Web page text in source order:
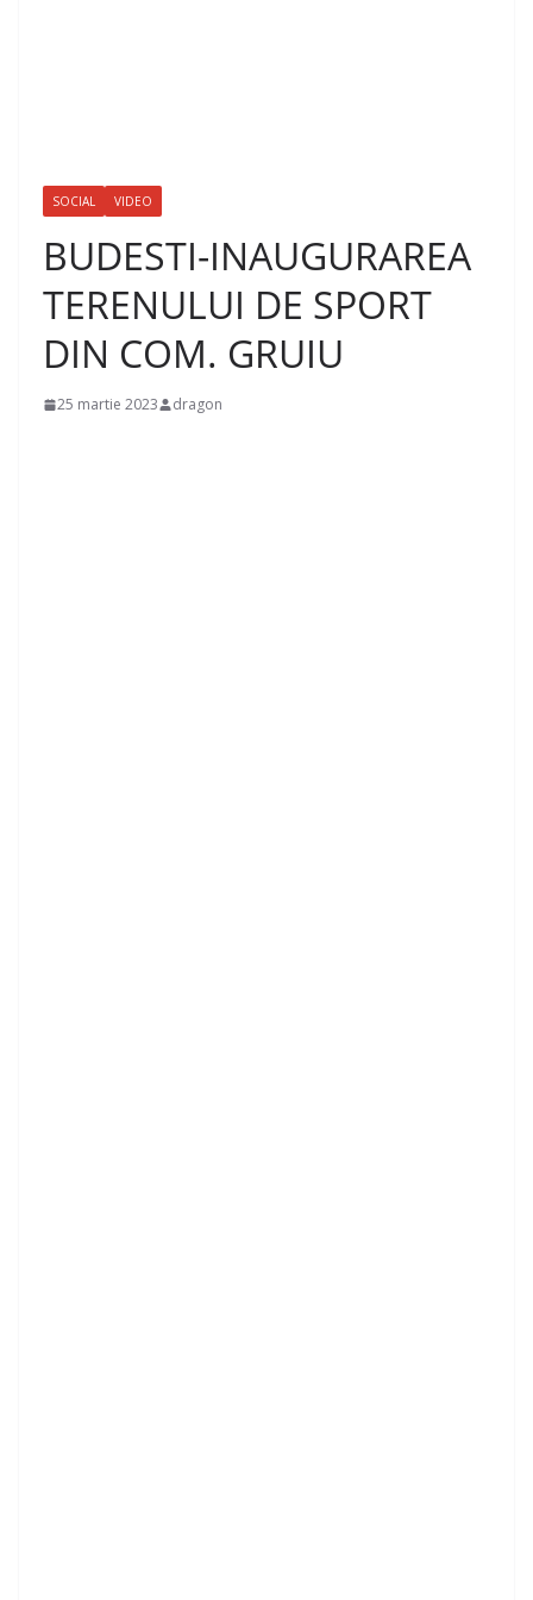
SOCIAL VIDEO
BUDESTI-INAUGURAREA
TERENULUI DE SPORT
DIN COM. GRUIU
25 martie 2023 dragon